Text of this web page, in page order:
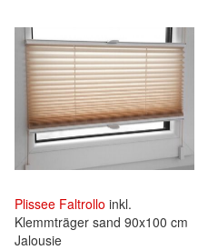
Plissee Faltrollo inkl.
Klemmträger sand 90x100 cm
Jalousie